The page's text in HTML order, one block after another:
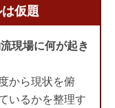
仮題
現場に何が起き
から現状を俯
いるかを整理す